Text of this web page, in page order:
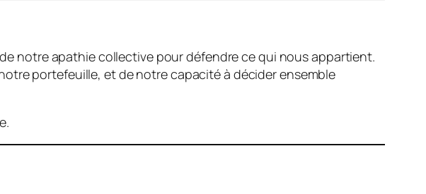
notre apathie collective pour défendre ce qui nous appartient.
portefeuille, et de notre capacité à décider ensemble